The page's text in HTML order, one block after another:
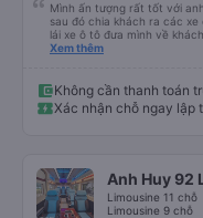
Mình ấn tượng rất tốt với
sau đó chia khách ra các xe
lái xe ô tô đưa mình về
các món ăn nổi tiếng ở Hà
những quan điểm sống rất
ở Ninh Bình thôi. Rất mong
chuyến xe hơn để nhiều
Xem thêm
Không cần thanh toán
Xác nhận chỗ ngay lập
Anh Huy 92
Limousine 11 chỗ
Limousine 9 chỗ